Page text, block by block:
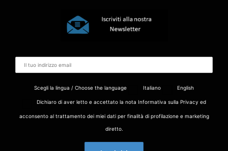
Scegli la lingua / Choose the language Italiano English
Dichiaro di aver letto e accettato la nota Informativa sulla Privacy ed
acconsento al trattamento dei miei dati per finalità di profilazione e marketing
diretto.